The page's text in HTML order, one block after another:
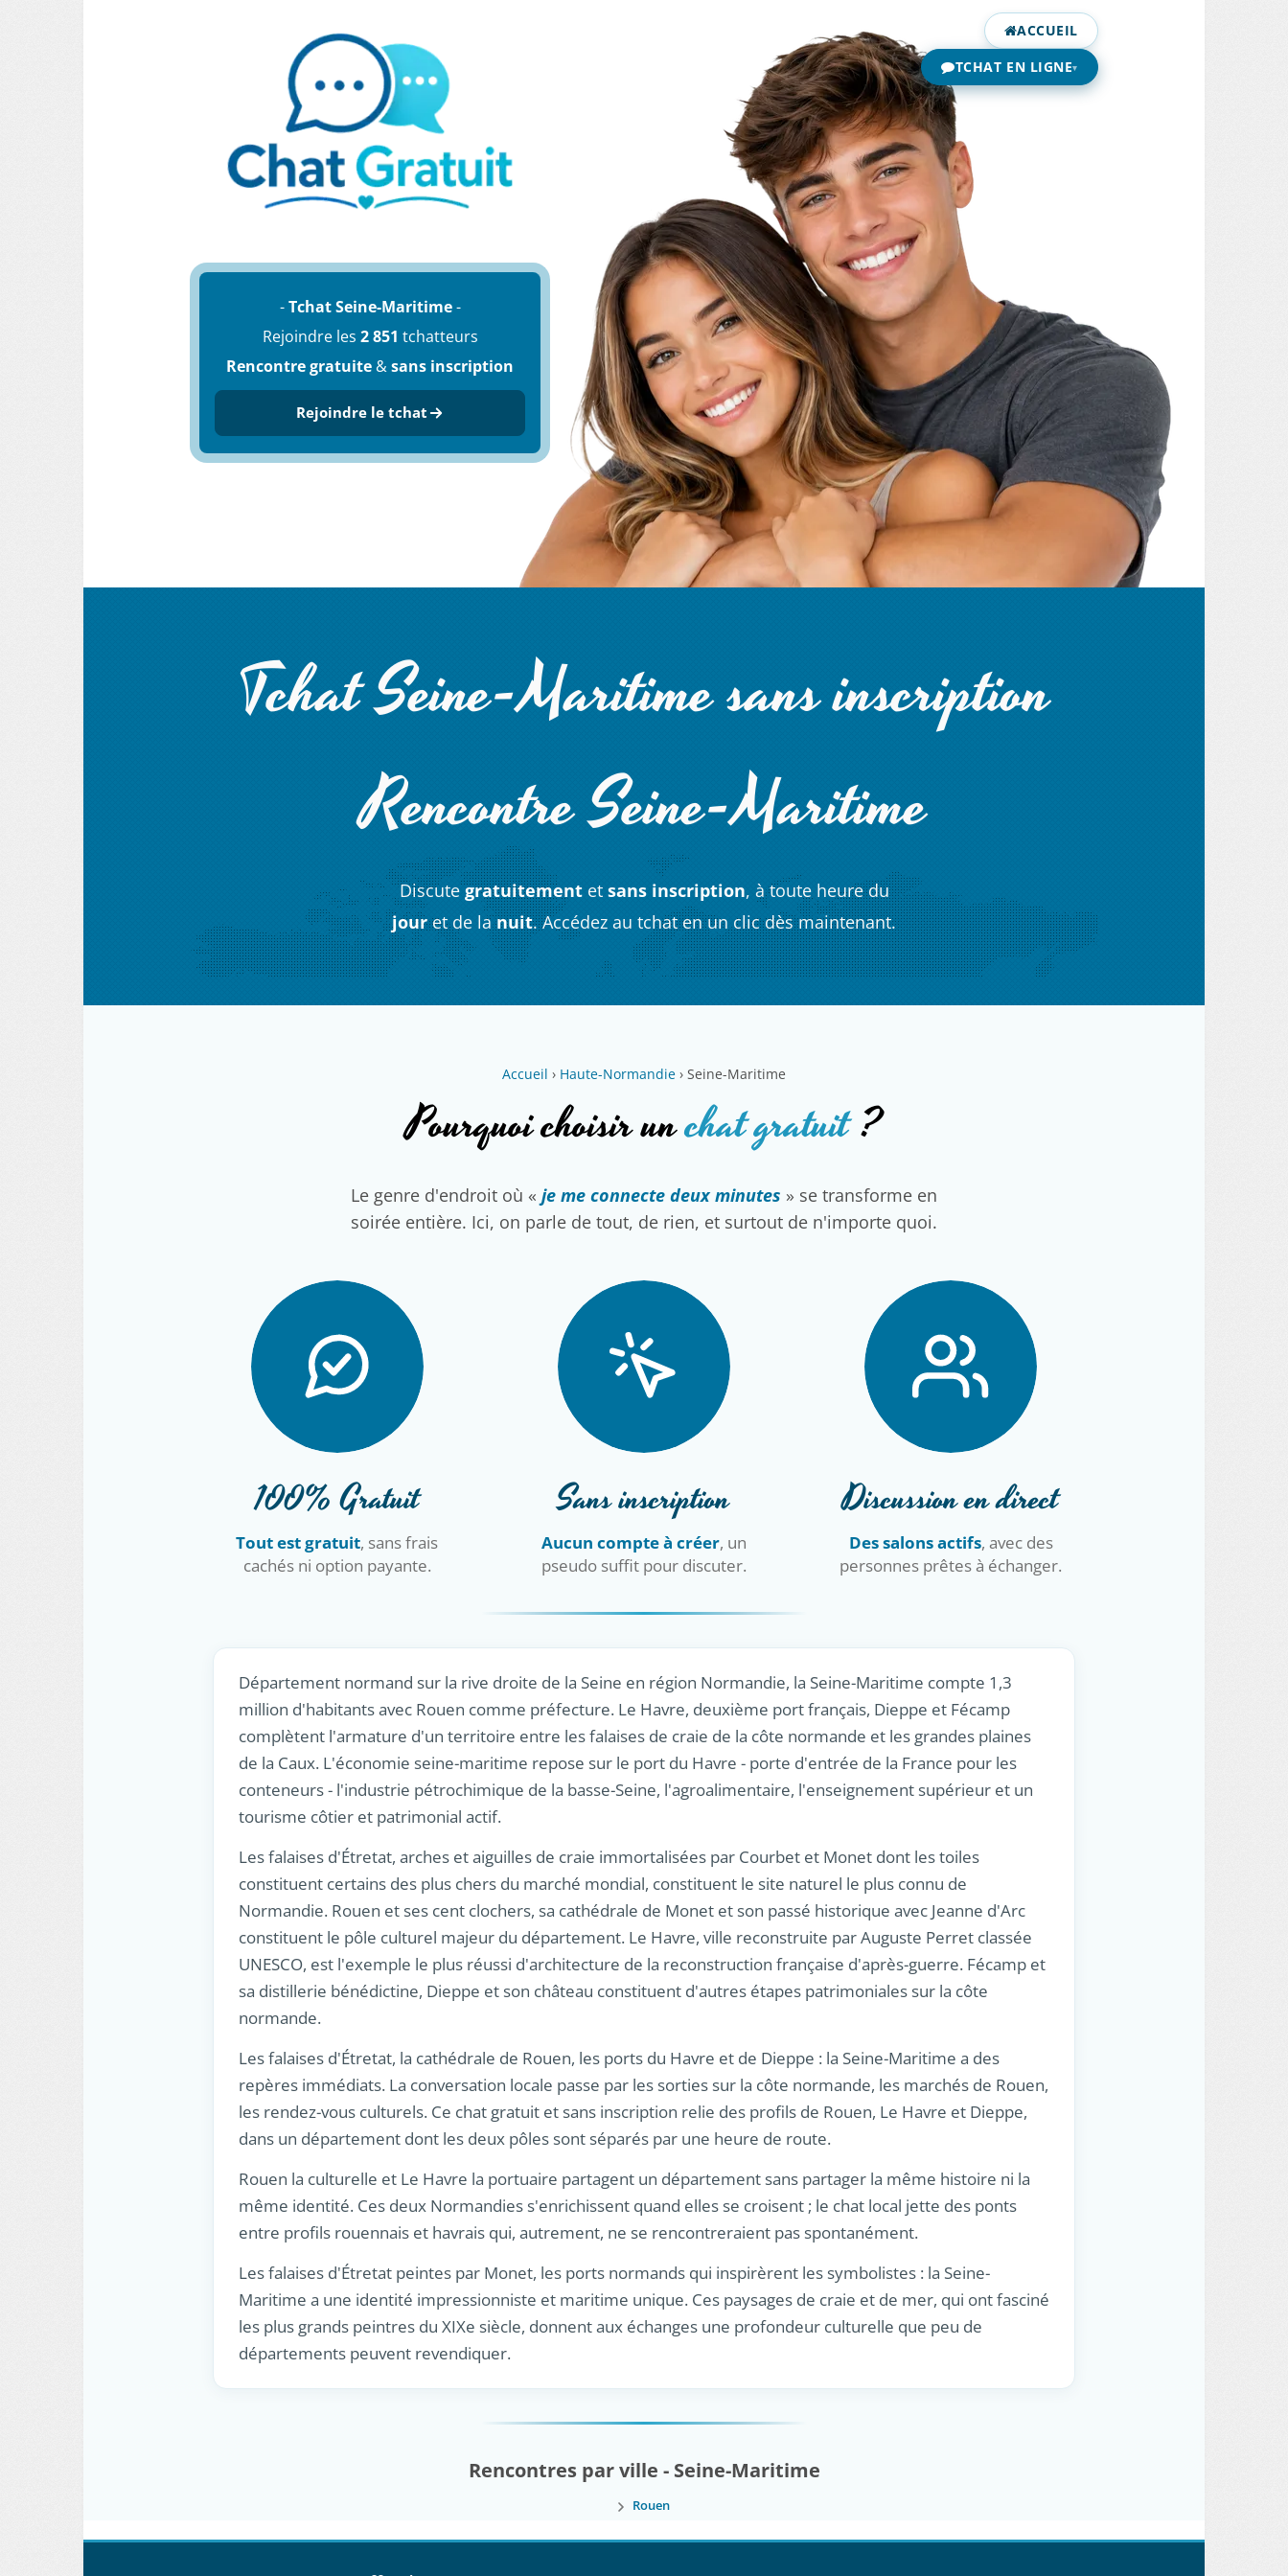
ACCUEIL
TCHAT EN LIGNE▾
-Tchat Seine-Maritime-
Rejoindre les 2 851 tchatteurs
Rencontre gratuite &sans inscription
Rejoindre le tchat
Tchat Seine-Maritime sans inscription
Rencontre Seine-Maritime
Discutegratuitementet sans inscription, à toute heure du
jouret de lanuit. Accédez au tchat en un clic dès maintenant.
Accueil › Haute-Normandie › Seine-Maritime
Pourquoi choisir unchat gratuit?
Le genre d'endroit où « je me connecte deux minutes » se transforme en
soirée entière. Ici, on parle de tout, de rien, et surtout de n'importe quoi.
100% Gratuit
Tout est gratuit, sans frais
cachés ni option payante.
Sans inscription
Aucun compte à créer, un
pseudo suffit pour discuter.
Discussion en direct
Des salons actifs, avec des
personnes prêtes à échanger.
Département normand sur la rive droite de la Seine en région Normandie, la Seine-Maritime compte 1,3
million d'habitants avec Rouen comme préfecture. Le Havre, deuxième port français, Dieppe et Fécamp
complètent l'armature d'un territoire entre les falaises de craie de la côte normande et les grandes plaines
de la Caux. L'économie seine-maritime repose sur le port du Havre - porte d'entrée de la France pour les
conteneurs - l'industrie pétrochimique de la basse-Seine, l'agroalimentaire, l'enseignement supérieur et un
tourisme côtier et patrimonial actif.
Les falaises d'Étretat, arches et aiguilles de craie immortalisées par Courbet et Monet dont les toiles
constituent certains des plus chers du marché mondial, constituent le site naturel le plus connu de
Normandie. Rouen et ses cent clochers, sa cathédrale de Monet et son passé historique avec Jeanne d'Arc
constituent le pôle culturel majeur du département. Le Havre, ville reconstruite par Auguste Perret classée
UNESCO, est l'exemple le plus réussi d'architecture de la reconstruction française d'après-guerre. Fécamp et
sa distillerie bénédictine, Dieppe et son château constituent d'autres étapes patrimoniales sur la côte
normande.
Les falaises d'Étretat, la cathédrale de Rouen, les ports du Havre et de Dieppe : la Seine-Maritime a des
repères immédiats. La conversation locale passe par les sorties sur la côte normande, les marchés de Rouen,
les rendez-vous culturels. Ce chat gratuit et sans inscription relie des profils de Rouen, Le Havre et Dieppe,
dans un département dont les deux pôles sont séparés par une heure de route.
Rouen la culturelle et Le Havre la portuaire partagent un département sans partager la même histoire ni la
même identité. Ces deux Normandies s'enrichissent quand elles se croisent ; le chat local jette des ponts
entre profils rouennais et havrais qui, autrement, ne se rencontreraient pas spontanément.
Les falaises d'Étretat peintes par Monet, les ports normands qui inspirèrent les symbolistes : la Seine-
Maritime a une identité impressionniste et maritime unique. Ces paysages de craie et de mer, qui ont fasciné
les plus grands peintres du XIXe siècle, donnent aux échanges une profondeur culturelle que peu de
départements peuvent revendiquer.
Rencontres par ville - Seine-Maritime
Rouen